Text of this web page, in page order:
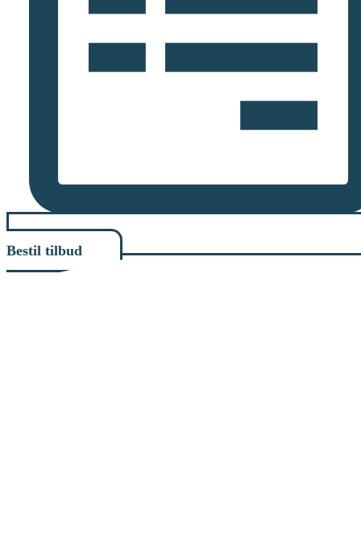
Bestil tilbud